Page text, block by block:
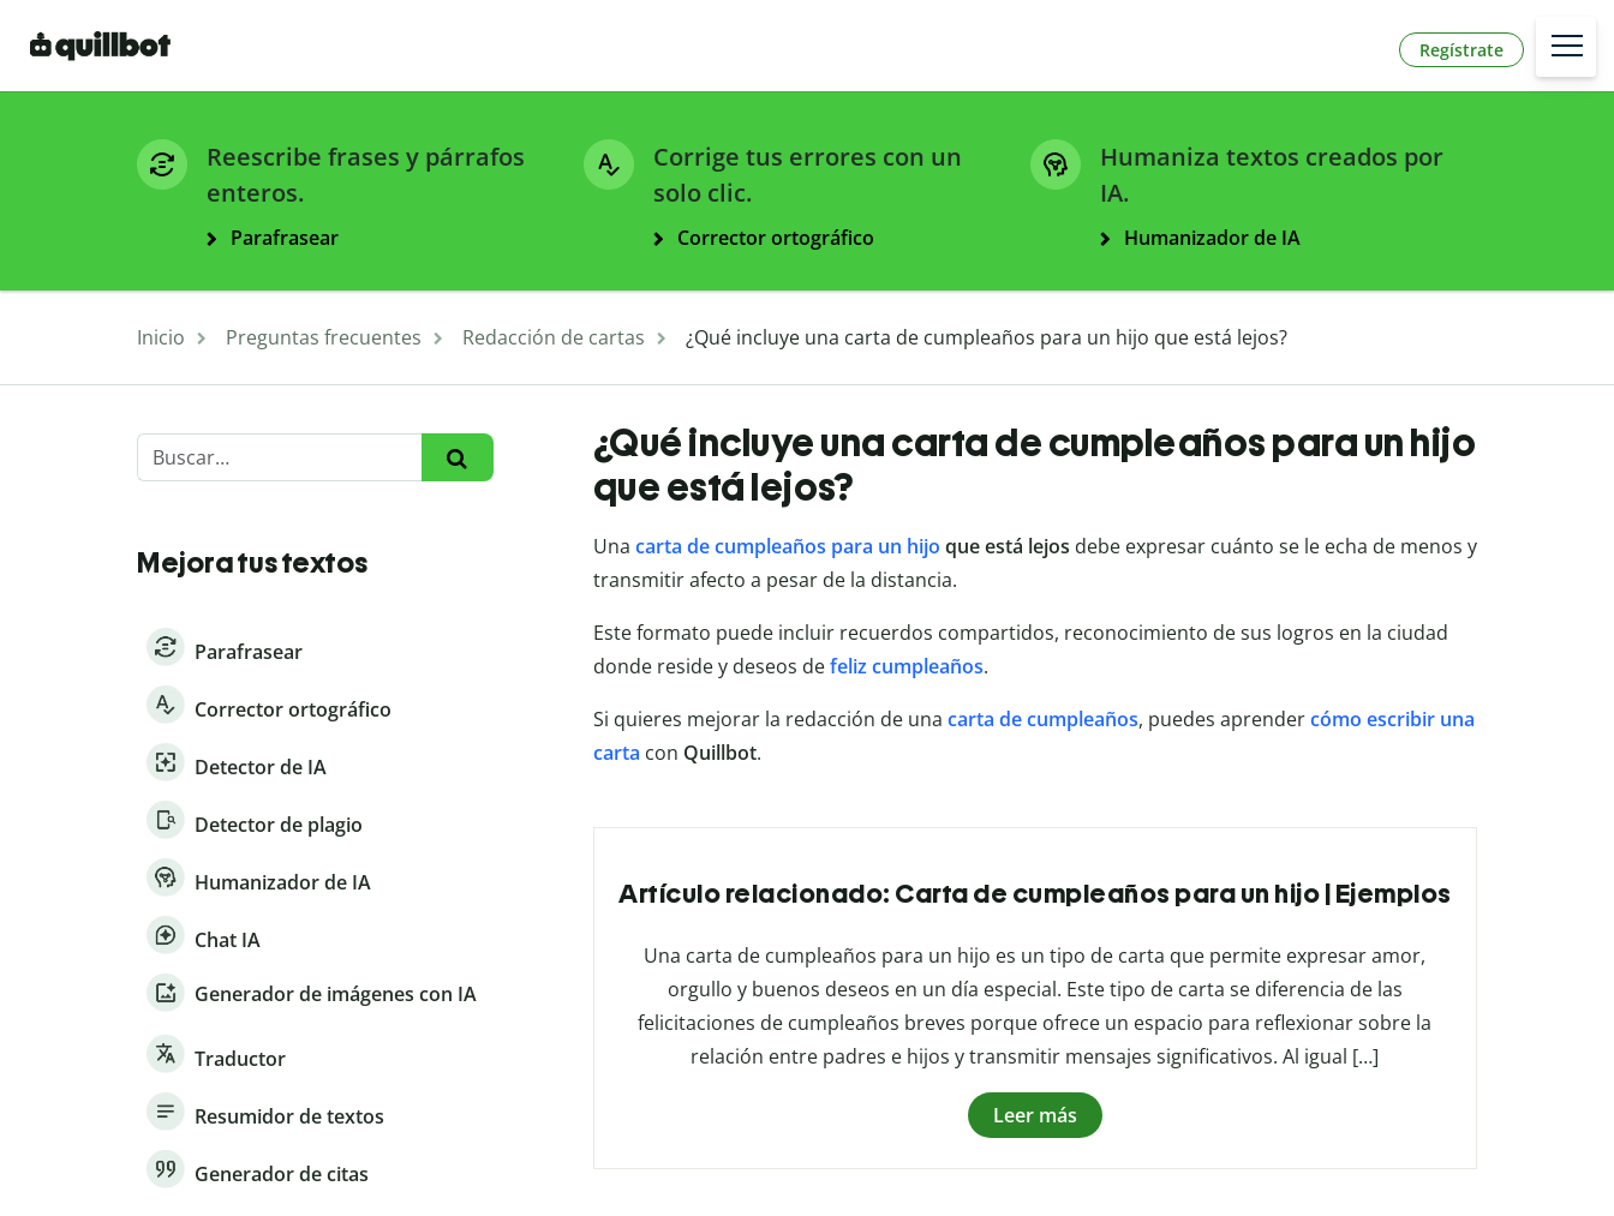
Regístrate
Reescribe frases y párrafos
enteros.
Parafrasear
Corrige tus errores con un
solo clic.
Corrector ortográfico
Humaniza textos creados por
IA.
Humanizador de IA
Inicio Preguntas frecuentes Redacción de cartas ¿Qué incluye una carta de cumpleaños para un hijo que está lejos?
Mejora tus textos
Parafrasear
Corrector ortográfico
Detector de IA
Detector de plagio
Humanizador de IA
Chat IA
Generador de imágenes con IA
Traductor
Resumidor de textos
Generador de citas
¿Qué incluye una carta de cumpleaños para un hijo
que está lejos?
Una carta de cumpleaños para un hijo que está lejos debe expresar cuánto se le echa de menos y
transmitir afecto a pesar de la distancia.
Este formato puede incluir recuerdos compartidos, reconocimiento de sus logros en la ciudad
donde reside y deseos defeliz cumpleaños.
Si quieres mejorar la redacción de una carta de cumpleaños, puedes aprendercómo escribir una
carta con Quillbot.
Artículo relacionado: Carta de cumpleaños para un hijo | Ejemplos
Una carta de cumpleaños para un hijo es un tipo de carta que permite expresar amor,
orgullo y buenos deseos en un día especial. Este tipo de carta se diferencia de las
felicitaciones de cumpleaños breves porque ofrece un espacio para reflexionar sobre la
relación entre padres e hijos y transmitir mensajes significativos. Al igual […]
Leer más